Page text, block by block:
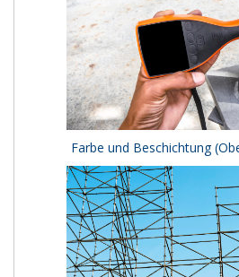
Farbe und Beschichtung